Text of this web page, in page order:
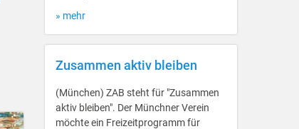
» mehr
Zusammen aktiv bleiben
(München) ZAB steht für "Zusammen
aktiv bleiben". Der Münchner Verein
möchte ein Freizeitprogramm für